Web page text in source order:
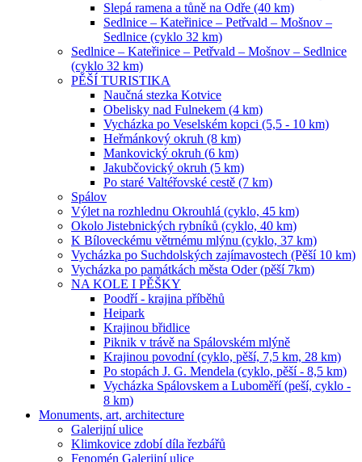
Slepá ramena a tůně na Odře (40 km)
Sedlnice – Kateřinice – Petřvald – Mošnov –
Sedlnice (cyklo 32 km)
Sedlnice – Kateřinice – Petřvald – Mošnov – Sedlnice
(cyklo 32 km)
PĚŠÍ TURISTIKA
Naučná stezka Kotvice
Obelisky nad Fulnekem (4 km)
Vycházka po Veselském kopci (5,5 - 10 km)
Heřmánkový okruh (8 km)
Mankovický okruh (6 km)
Jakubčovický okruh (5 km)
Po staré Valtéřovské cestě (7 km)
Spálov
Výlet na rozhlednu Okrouhlá (cyklo, 45 km)
Okolo Jistebnických rybníků (cyklo, 40 km)
K Bíloveckému větrnému mlýnu (cyklo, 37 km)
Vycházka po Suchdolských zajímavostech (Pěší 10 km)
Vycházka po památkách města Oder (pěší 7km)
NA KOLE I PĚŠKY
Poodří - krajina příběhů
Heipark
Krajinou břidlice
Piknik v trávě na Spálovském mlýně
Krajinou povodní (cyklo, pěší, 7,5 km, 28 km)
Po stopách J. G. Mendela (cyklo, pěší - 8,5 km)
Vycházka Spálovskem a Luboměří (peší, cyklo -
8 km)
Monuments, art, architecture
Galerijní ulice
Klimkovice zdobí díla řezbářů
Fenomén Galerijní ulice